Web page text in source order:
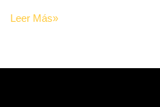
Leer Más»